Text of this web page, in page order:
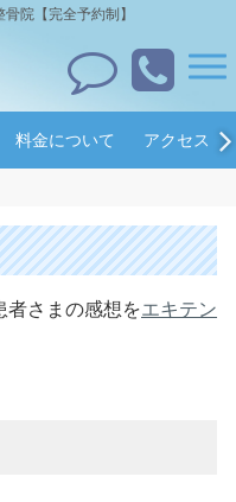
院【完全予約制】
料金について アクセス
者さまの感想をエキテン